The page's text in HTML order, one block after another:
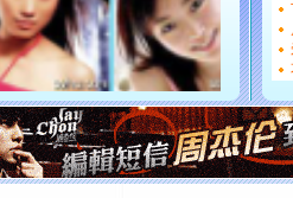
都要快乐
[圣诞节]
如意,快
[元旦] 看
断电。爱
你是我专
[元旦]如
起；二是